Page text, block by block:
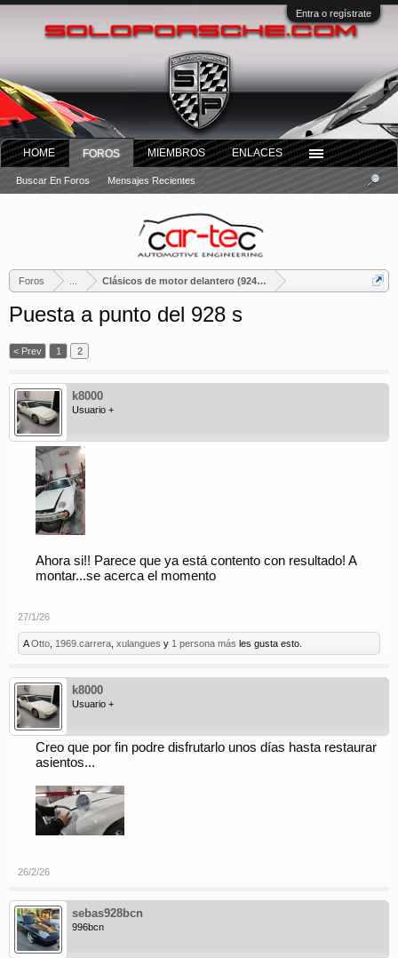
Entra o regístrate
Foros Clásicos de motor delantero (924, 944, 968 y 928)
Puesta a punto del 928 s
< Prev 1 2
k8000
Usuario +
Ahora si!! Parece que ya está contento con resultado! A
montar...se acerca el momento
27/1/26
AOtto 1969.carrera xulangues y 1 persona más les gusta esto.
k8000
Usuario +
Creo que por fin podre disfrutarlo unos días hasta restaurar
asientos...
26/2/26
sebas928bcn
996bcn
HOME FOROS
Buscar En Foros Mensajes Recientes
MIEMBROS ENLACES